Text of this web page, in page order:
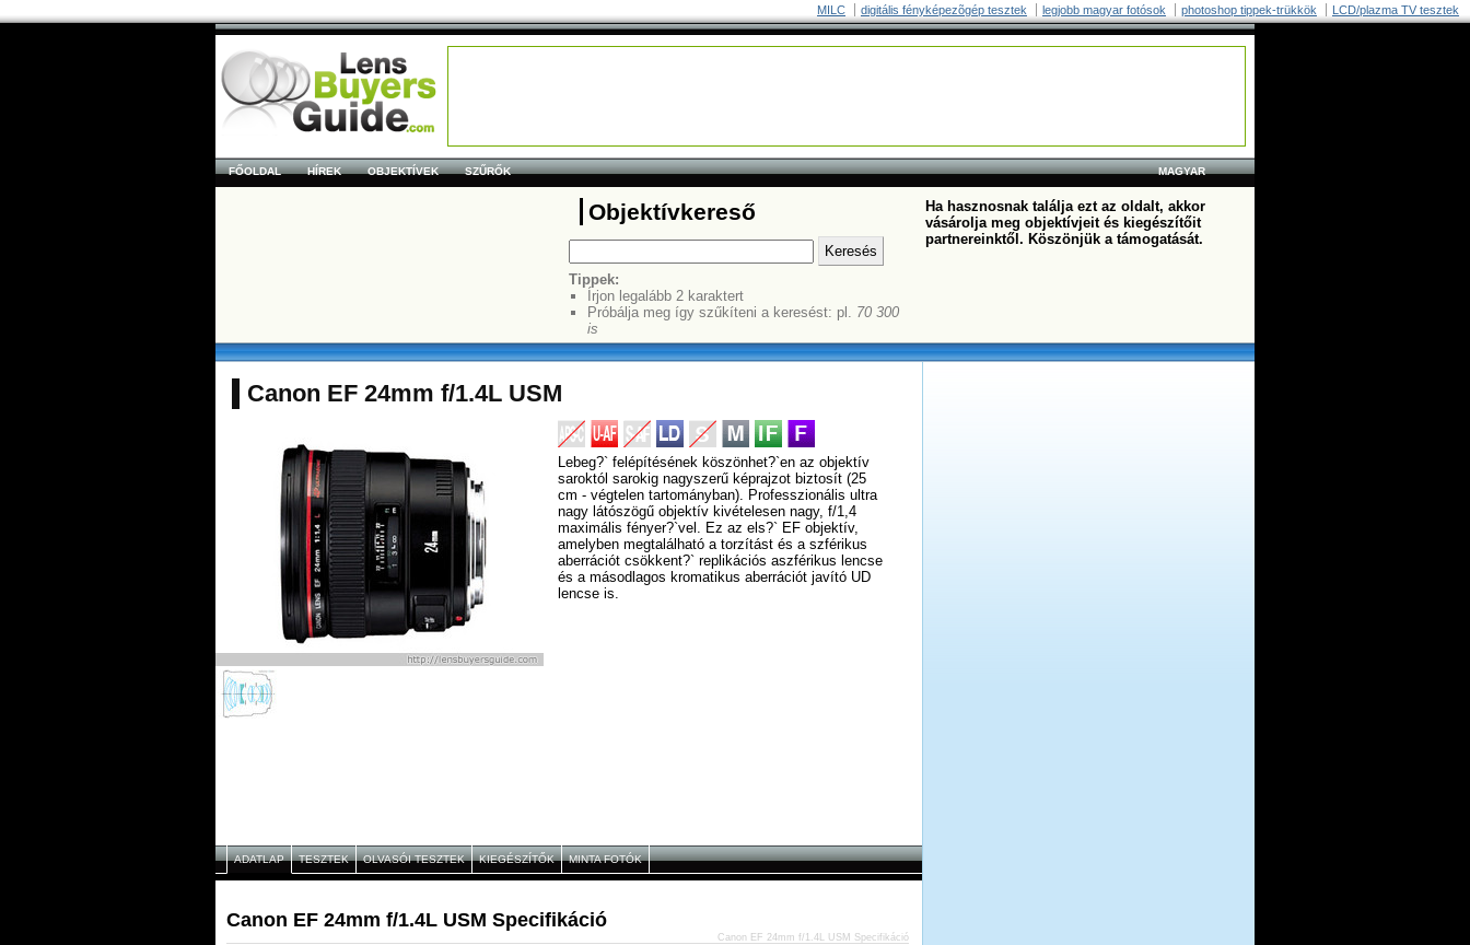
MILC digitális fényképezõgép tesztek legjobb magyar fotósok photoshop tippek-trükkök LCD/plazma TV tesztek
MAGYAR
FŐOLDAL HÍREK OBJEKTÍVEK SZŰRŐK
Objektívkereső
Tippek:
Írjon legalább 2 karaktert
Próbálja meg így szűkíteni a keresést: pl. 70 300
is
Ha hasznosnak találja ezt az oldalt, akkor
vásárolja meg objektívjeit és kiegészítőit
partnereinktől. Köszönjük a támogatását.
Canon EF 24mm f/1.4L USM
Lebeg?` felépítésének köszönhet?`en az objektív
saroktól sarokig nagyszerű képrajzot biztosít (25
cm - végtelen tartományban). Professzionális ultra
nagy látószögű objektív kivételesen nagy, f/1,4
maximális fényer?`vel. Ez az els?` EF objektív,
amelyben megtalálható a torzítást és a szférikus
aberrációt csökkent?` replikációs aszférikus lencse
és a másodlagos kromatikus aberrációt javító UD
lencse is.
ADATLAP TESZTEK OLVASÓI TESZTEK KIEGÉSZÍTŐK MINTA FOTÓK
Canon EF 24mm f/1.4L USM Specifikáció
Canon EF 24mm f/1.4L USM Specifikáció